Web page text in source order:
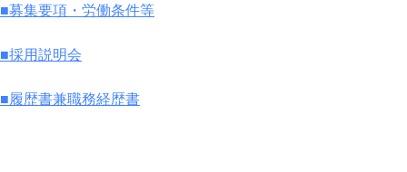
■募集要項・労働条件等
■採用説明会
■履歴書兼職務経歴書